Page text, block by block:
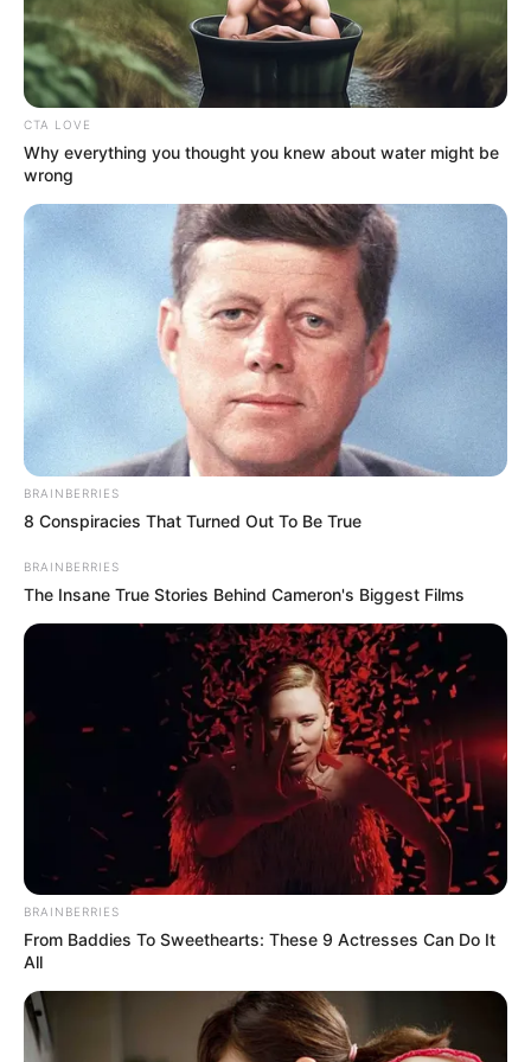
vivo
El comandante de la Policía en Antioquia, coronel Óscar
Mauricio Rico Guzmán,
confirmó públicamente que el
exnovio de Emiliana es el "primer sindicado" y que "toda
la responsabilidad del hecho está direccionada a ese
sujeto".
Lo que agrava la situación es que el sospechoso "no ha
aparecido" desde el hallazgo del cuerpo de Emiliana el
10 de noviembre, en una orilla del río
Cauca, en la vereda El Bazal de Bolombolo.
Medicina Legal arrojó luz sobre el dictamen.
Los
exámenes forenses confirmaron que la joven
presentaba heridas en el cuerpo y que la muerte se
produjo por asfixia mecánica, lo que indica que habría
sido estrangulada.
Según se conoció,
reconocieron al hombre como la expareja sentimental,
quien presuntamente residía en una parcelación
cercana al sitio del hallazgo.
CTA LOVE
Why everything you thought you knew about water might be
wrong
BRAINBERRIES
8 Conspiracies That Turned Out To Be True
BRAINBERRIES
The Insane True Stories Behind Cameron's Biggest Films
BRAINBERRIES
From Baddies To Sweethearts: These 9 Actresses Can Do It
All